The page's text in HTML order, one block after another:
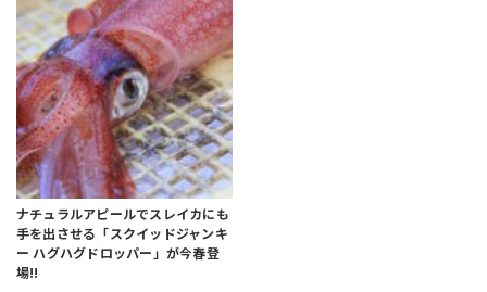
ナチュラルアピールでスレイカにも
手を出させる 「スクイッドジャンキ
ー ハグハグドロッパー」が今春登
場!!